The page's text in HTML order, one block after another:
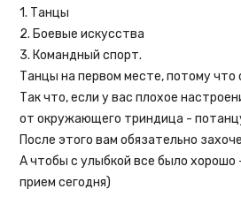
1. Танцы
2. Боевые искусства
3. Командный спорт.
Танцы на первом месте, потому что
Так что, если у вас плохое
от окружающего триндица -
После этого вам обязательно
А чтобы с улыбкой все было хорошо
прием сегодня)